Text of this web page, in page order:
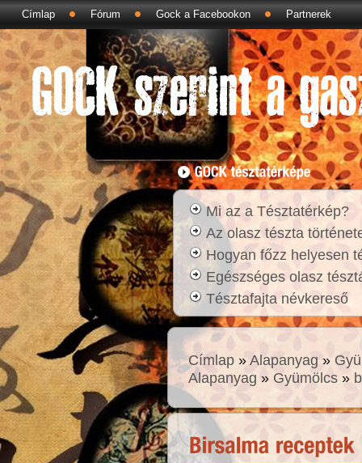
Címlap Fórum Gock a Facebookon Partnerek
Mi az a Tésztatérkép?
Az olasz tészta
Hogyan főzz helyesen
Egészséges olasz
Tésztafajta névkereső
Címlap »Alapanyag »
Alapanyag » Gyümölcs »